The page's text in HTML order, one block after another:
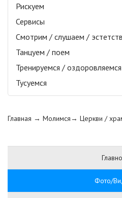
Рискуем
Сервисы
Смотрим / слушаем /
Танцуем / поем
Тренируемся / оздоровляемся
Тусуемся
Главная → Молимся→ Церкви /
Фото/